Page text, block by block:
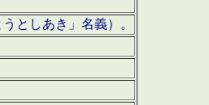
としあき」名義）。